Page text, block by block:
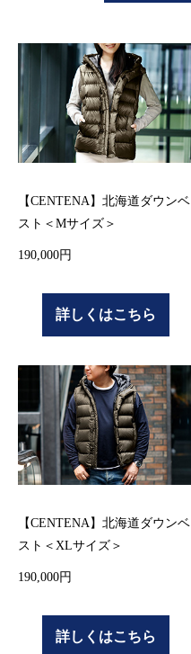
【CENTENA】北海道ダウンベ
スト＜Mサイズ＞
190,000円
詳しくはこちら
【CENTENA】北海道ダウンベ
スト＜XLサイズ＞
190,000円
詳しくはこちら